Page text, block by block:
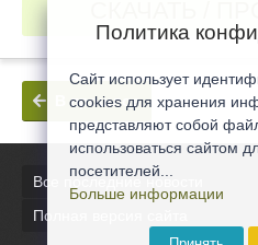
В прошлое
Все последние новости
Полная версия сайта
Политика
Сайт использует
cookies для хранения
представляют собой
использоваться сайтом
посетителей...
Больше информации